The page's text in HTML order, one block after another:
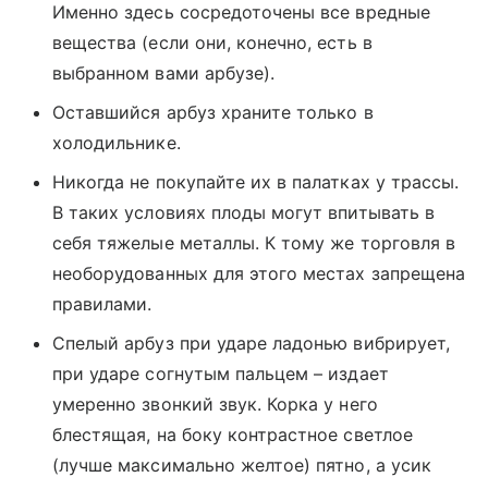
Именно здесь сосредоточены все вредные
вещества (если они, конечно, есть в
выбранном вами арбузе).
Оставшийся арбуз храните только в
холодильнике.
Никогда не покупайте их в палатках у трассы.
В таких условиях плоды могут впитывать в
себя тяжелые металлы. К тому же торговля в
необорудованных для этого местах запрещена
правилами.
Спелый арбуз при ударе ладонью вибрирует,
при ударе согнутым пальцем – издает
умеренно звонкий звук. Корка у него
блестящая, на боку контрастное светлое
(лучше максимально желтое) пятно, а усик